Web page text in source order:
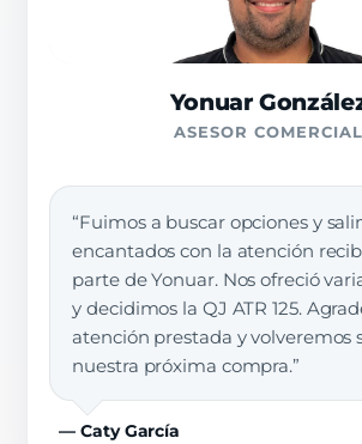
Yonuar
ASESOR COMERCIAL
“Fuimos a buscar opciones y
encantados con la atención
parte de Yonuar. Nos ofreció
y decidimos la QJ ATR 125.
atención prestada y volveremos
nuestra próxima compra.”
— Caty García